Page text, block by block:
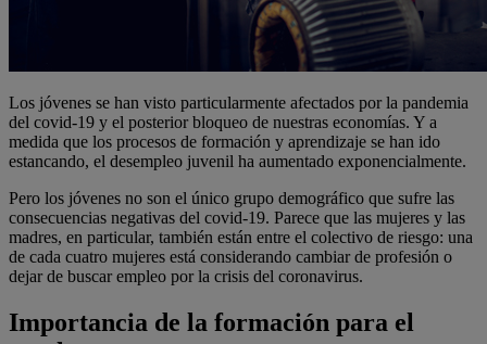
Los jóvenes se han visto particularmente afectados por la pandemia
del covid-19 y el posterior bloqueo de nuestras economías. Y a
medida que los procesos de formación y aprendizaje se han ido
estancando, el desempleo juvenil ha aumentado exponencialmente.
Pero los jóvenes no son el único grupo demográfico que sufre las
consecuencias negativas del covid-19. Parece que las mujeres y las
madres, en particular, también están entre el colectivo de riesgo: una
de cada cuatro mujeres está considerando cambiar de profesión o
dejar de buscar empleo por la crisis del coronavirus.
Importancia de la formación para el